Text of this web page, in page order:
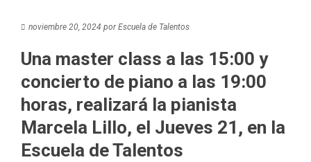
noviembre 20, 2024 porEscuela de Talentos
Una master class a las 15:00 y
concierto de piano a las 19:00
horas, realizará la pianista
Marcela Lillo, el Jueves 21, en la
Escuela de Talentos